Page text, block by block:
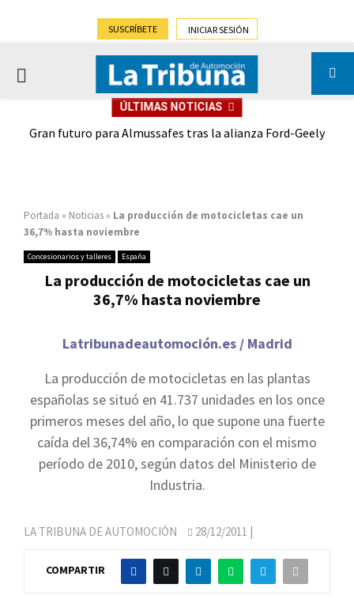
SUSCRÍBETE INICIAR SESIÓN
PRIMARY
ÚLTIMAS NOTICIAS
Gran futuro para Almussafes tras la alianza Ford-Geely
Portada » Noticias » La producción de motocicletas cae un
36,7% hasta noviembre
Concesionarios y talleres España
La producción de motocicletas cae un
36,7% hasta noviembre
Latribunadeautomoción.es / Madrid
La producción de motocicletas en las plantas
españolas se situó en 41.737 unidades en los once
primeros meses del año, lo que supone una fuerte
caída del 36,74% en comparación con el mismo
período de 2010, según datos del Ministerio de
Industria.
LA TRIBUNA DE AUTOMOCIÓN 28/12/2011 |
COMPARTIR